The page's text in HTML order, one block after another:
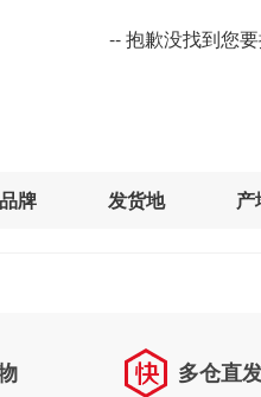
-- 抱歉没找到您
品牌 发货地 产
多仓直